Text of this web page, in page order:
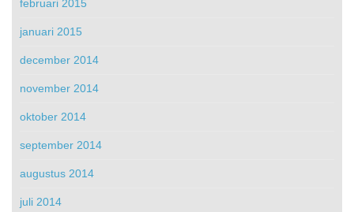
februari 2015
januari 2015
december 2014
november 2014
oktober 2014
september 2014
augustus 2014
juli 2014